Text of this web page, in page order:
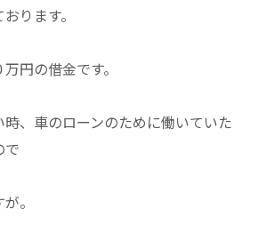
ります。
円の借金です。
、車のローンのために働いていた
で
。